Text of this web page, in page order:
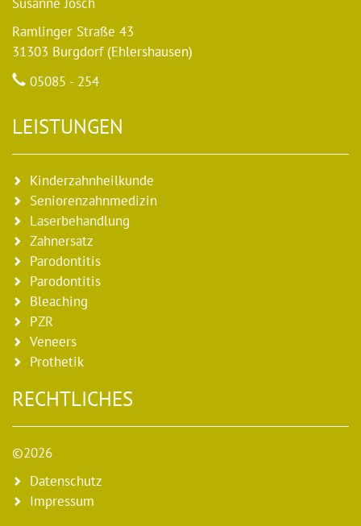
Ramlinger Straße 43
31303 Burgdorf (Ehlershausen)
05085 - 254
LEISTUNGEN
Kinderzahnheilkunde
Seniorenzahnmedizin
Laserbehandlung
Zahnersatz
Parodontitis
Parodontitis
Bleaching
PZR
Veneers
Prothetik
RECHTLICHES
©2026
Datenschutz
Impressum